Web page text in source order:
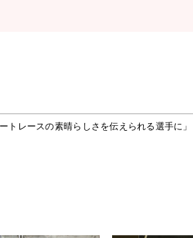
トレースの素晴らしさを伝えられる選手に」